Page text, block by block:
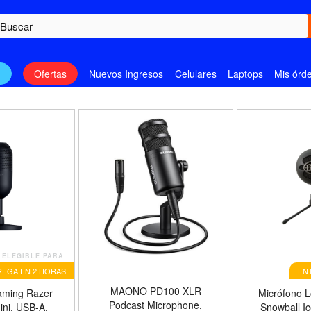
Ofertas Nuevos Ingresos Celulares Laptops Mis
ELEGIBLE PARA
EN 2 HORAS
Razer
USB-A,
MAONO PD100 XLR
Podcast Microphone,
Micrófono
Snowball